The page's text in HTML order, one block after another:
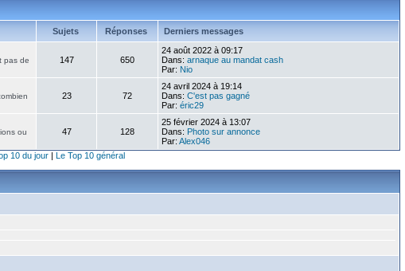
Sujets Réponses Derniers messages
pas de
147 650
24 août 2022 à 09:17
Dans: arnaque au mandat cash
Par: Nio
23 72
24 avril 2024 à 19:14
Dans: C'est pas gagné
Par: éric29
ou
47 128
25 février 2024 à 13:07
Dans: Photo sur annonce
Par: Alex046
10 du jour| Le Top 10 général